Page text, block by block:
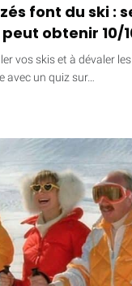
font du ski :
obtenir 10/
vos skis et à dévaler
un quiz sur…